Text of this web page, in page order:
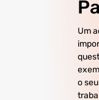
Um
o